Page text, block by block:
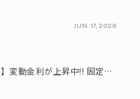
JUN. 17, 2026
【住宅ローン借換問題】変動金利が上昇中!! 固定に借り換えるなら今が正解って本当? シミュレーションで比較してみよう